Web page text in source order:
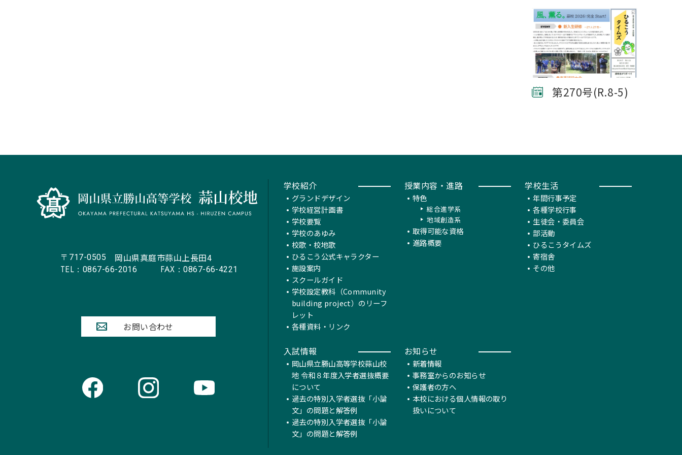
第270号(R.8-5)
〒717-0505 岡山県真庭市蒜山上長田4
TEL： 0867-66-2016 FAX：0867-66-4221
お問い合わせ
学校紹介
グランドデザイン
学校経営計画書
学校要覧
学校のあゆみ
校歌・校地歌
ひるこう公式キャラクター
施設案内
スクールガイド
学校設定教科（Community
building project）のリーフ
レット
各種資料・リンク
授業内容・進路
特色
総合進学系
地域創造系
取得可能な資格
進路概要
学校生活
年間行事予定
各種学校行事
生徒会・委員会
部活動
ひるこうタイムズ
寄宿舎
その他
入試情報
岡山県立勝山高等学校蒜山校
地 令和８年度入学者選抜概要
について
過去の特別入学者選抜「小論
文」の問題と解答例
過去の特別入学者選抜「小論
文」の問題と解答例
お知らせ
新着情報
事務室からのお知らせ
保護者の方へ
本校における個人情報の取り
扱いについて